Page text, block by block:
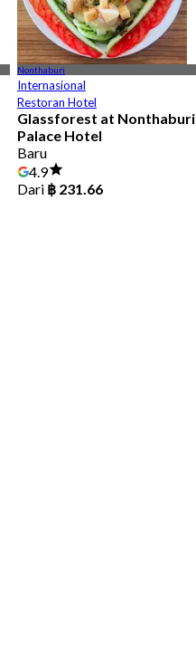
Nonthaburi
Internasional
Restoran Hotel
Glassforest at Nonthaburi
Palace Hotel
Baru
4.9
Dari ฿ 231.66